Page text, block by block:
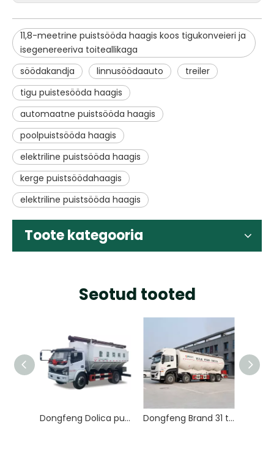
11,8-meetrine puistsööda haagis koos tigukonveieri ja
isegenereeriva toiteallikaga
söödakandja
linnusöödaauto
treiler
tigu puistesööda haagis
automaatne puistsööda haagis
poolpuistsööda haagis
elektriline puistsööda haagis
kerge puistsöödahaagis
elektriline puistsööda haagis
Toote kategooria
Seotud tooted
Dongfeng Dolica puistesööda veoauto Dongfeng Brand 31 tonni 33 000 liitrit 8x4 söödaauto loomasööda kohaletoimetamiseks